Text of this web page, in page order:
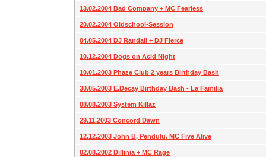
13.02.2004 Bad Company + MC Fearless
20.02.2004 Oldschool-Session
04.05.2004 DJ Randall + DJ Fierce
10.12.2004 Dogs on Acid Night
10.01.2003 Phaze Club 2 years Birthday Bash
30.05.2003 E.Decay Birthday Bash - La Familia
08.08.2003 System Killaz
29.11.2003 Concord Dawn
12.12.2003 John B, Pendulu, MC Five Alive
02.08.2002 Dillinja + MC Rage